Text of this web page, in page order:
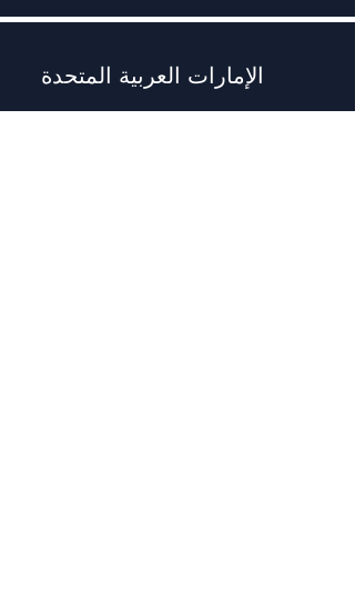
الإمارات العربية المتحدة